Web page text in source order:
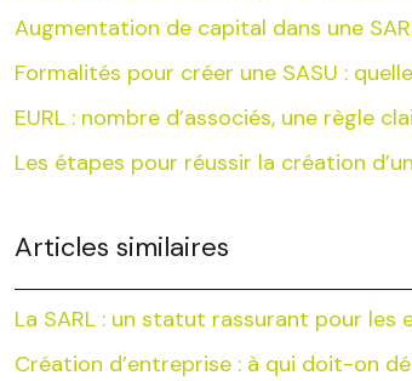
Augmentation de capital dans une
Formalités pour créer une SASU :
EURL : nombre d’associés, une règle
Les étapes pour réussir la création
Articles similaires
La SARL : un statut rassurant pour
Création d’entreprise : à qui doit-on